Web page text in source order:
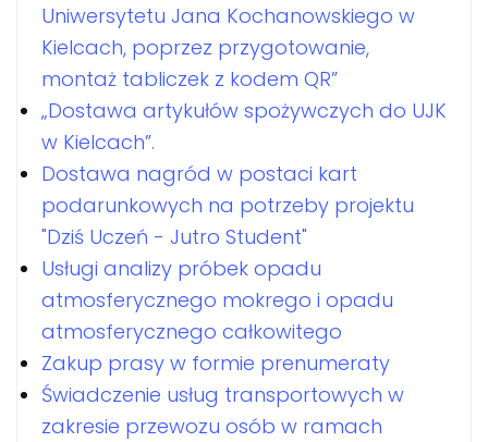
Uniwersytetu Jana Kochanowskiego w
Kielcach, poprzez przygotowanie,
montaż tabliczek z kodem QR”
„Dostawa artykułów spożywczych do UJK
w Kielcach”.
Dostawa nagród w postaci kart
podarunkowych na potrzeby projektu
"Dziś Uczeń - Jutro Student"
Usługi analizy próbek opadu
atmosferycznego mokrego i opadu
atmosferycznego całkowitego
Zakup prasy w formie prenumeraty
Świadczenie usług transportowych w
zakresie przewozu osób w ramach